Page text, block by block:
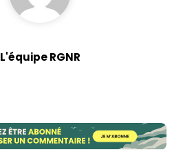
L'équipe RGNR